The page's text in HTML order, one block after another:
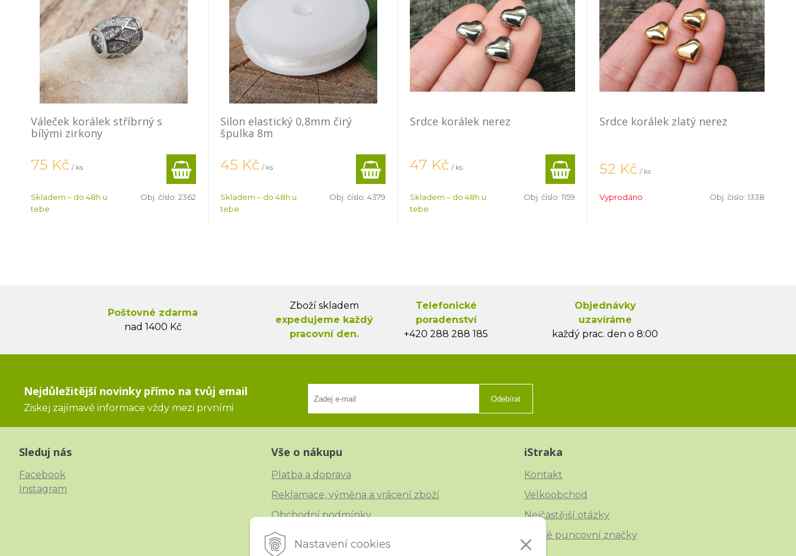
Nastavení cookies
Váleček korálek stříbrný s
bílými zirkony
75 Kč / ks
Skladem – do 48h u
tebe
Obj. číslo: 2362
Silon elastický 0,8mm čirý
špulka 8m
45 Kč / ks
Skladem – do 48h u
tebe
Obj. číslo: 4379
Srdce korálek nerez
47 Kč / ks
Skladem – do 48h u
tebe
Obj. číslo: 1159
Srdce korálek zlatý nerez
52 Kč / ks
Vyprodáno Obj. číslo: 1338
Poštovné zdarma
nad 1400 Kč
Zboží skladem
expedujeme každý
pracovní den.
Telefonické
poradenství
+420 288 288 185
Objednávky
uzavíráme
každý prac. den o 8:00
Nejdůležitější novinky přímo na tvůj email
Ziskej zajímavé informace vždy mezi prvními
Odebírat
Sleduj nás
Facebook
Instagram
Vše o nákupu
Platba a doprava
Reklamace, výměna a vrácení zboží
Obchodní podmínky
Ochrana osobních údajů
iStraka
Kontakt
Velkoobchod
Nejčastější otázky
České puncovní značky